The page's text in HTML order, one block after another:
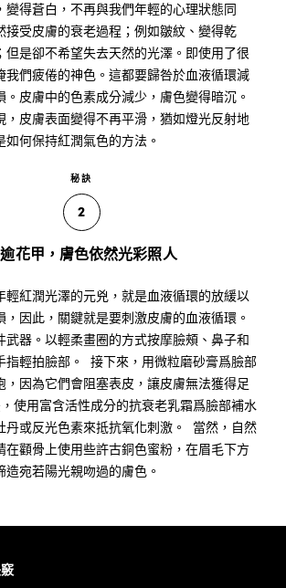
變得蒼白，不再與我們年輕的心理狀態同
接受皮膚的衰老過程；例如皺紋、變得乾
但是卻不希望失去天然的光澤。即使用了很
我們疲倦的神色。這都要歸咎於血液循環減
。皮膚中的色素成分減少，膚色變得暗沉。
，皮膚表面變得不再平滑，猶如燈光反射地
如何保持紅潤氣色的方法。
秘訣
2
花甲，膚色依然光彩照人
輕紅潤光澤的元兇，就是血液循環的放緩以
，因此，關鍵就是要刺激皮膚的血液循環。
武器。以輕柔畫圈的方式按摩臉頰、鼻子和
指輕拍臉部。 接下來，用微粒磨砂膏爲臉部
，因為它們會阻塞表皮，讓皮膚無法獲得足
使用富含活性成分的抗衰老乳霜爲臉部補水
丹或反光色素來抵抗氧化刺激。 當然，自然
在顴骨上使用些許古銅色蜜粉，在眉毛下方
造宛若陽光親吻過的膚色。